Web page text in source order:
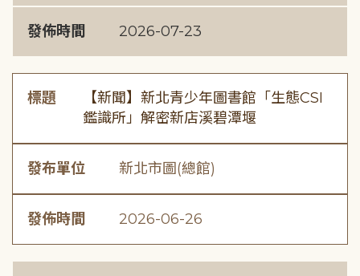
發佈時間 2026-07-23
標題
【新聞】新北青少年圖書館「生態CSI
鑑識所」解密新店溪碧潭堰
發布單位 新北市圖(總館)
發佈時間 2026-06-26